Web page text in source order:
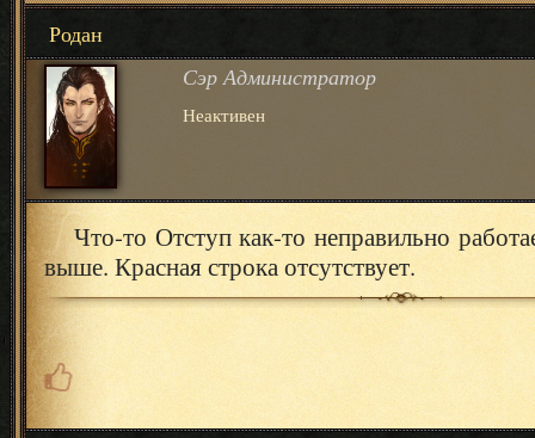
Родан
Сэр Администратор
Неактивен
Что-то Отступ как-то неправильно
выше. Красная строка отсутствует.